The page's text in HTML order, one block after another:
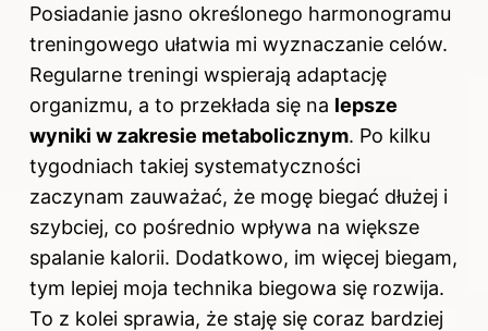
Posiadanie jasno określonego harmonogramu
treningowego ułatwia mi wyznaczanie celów.
Regularne treningi wspierają adaptację
organizmu, a to przekłada się na lepsze
wyniki w zakresie metabolicznym. Po kilku
tygodniach takiej systematyczności
zaczynam zauważać, że mogę biegać dłużej i
szybciej, co pośrednio wpływa na większe
spalanie kalorii. Dodatkowo, im więcej biegam,
tym lepiej moja technika biegowa się rozwija.
To z kolei sprawia, że staję się coraz bardziej